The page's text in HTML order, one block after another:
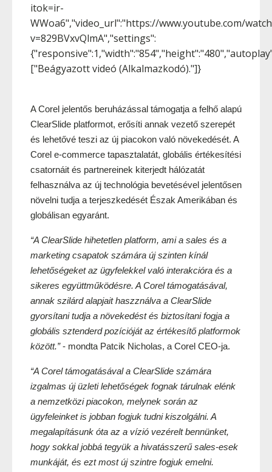
itok=ir-
WWoa6","video_url":"https://www.youtube.com/
v=829BVxvQlmA","settings":
["Beágyazott videó (Alkalmazkodó)."]}
A Corel jelentős beruházással támogatja a felhő alapú
ClearSlide platformot, erősíti annak vezető szerepét
és lehetővé teszi az új piacokon való növekedését. A
Corel e-commerce tapasztalatát, globális értékesítési
csatornáit és partnereinek kiterjedt hálózatát
felhasználva az új technológia bevetésével jelentősen
növelni tudja a terjeszkedését Észak Amerikában és
globálisan egyaránt.
“A ClearSlide hihetetlen platform, ami a sales és a
marketing csapatok számára új szinten kínál
lehetőségeket az ügyfelekkel való interakcióra és a
sikeres együttműködésre. A Corel támogatásával,
annak szilárd alapjait haszználva a ClearSlide
gyorsítani tudja a növekedést és biztosítani fogja a
globális sztenderd pozícióját az értékesítő platformok
között.” - mondta Patcik Nicholas, a Corel CEO-ja.
“A Corel támogatásával a ClearSlide számára
izgalmas új üzleti lehetőségek fognak tárulnak elénk
a nemzetközi piacokon, melynek során az
ügyfeleinket is jobban fogjuk tudni kiszolgálni. A
megalapításunk óta az a vízió vezérelt bennünket,
hogy sokkal jobbá tegyük a hivatásszerű sales-esek
munkáját, és ezt most új szintre fogjuk emelni.